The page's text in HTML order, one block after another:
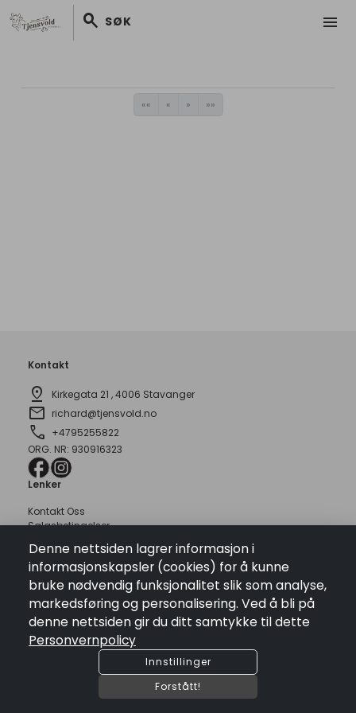
search SØK menu
«« « » »»
Kontakt
pin_drop Kirkegata 21 , 4006 Stavanger
mail richard@tjensvold.no
phone +4795255822
ORG. NR: 930916323
Lenker
Kontakt Oss
Salgsbetingelser
Åpningstider
Mandag: 10:00 - 17:00
Tirsdag:10:00 - 17:00
Onsdag:10:00 - 17:00
Torsdag:10:00 - 19:00
Fredag:10:00 - 17:00
10:00 - 17:00
Tjensvold Kolonial
Denne nettsiden lagrer informasjon i
informasjonskapsler (cookies) for å kunne
bruke nødvendig funksjonalitet slik som analyse,
markedsføring og personalisering. Ved å bli på
denne nettsiden gir du ditt samtykke til dette
Personvernpolicy
Innstillinger
Forstått!